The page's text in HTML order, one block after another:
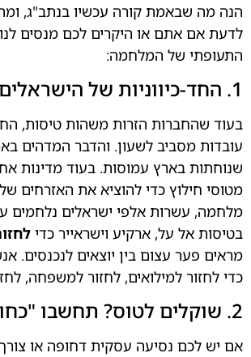
הנה מה שבאמת קורה עכשיו בנתב"ג,
לדעת אם אתם או היקרים לכם מנסים
התעופתי של המלחמה:
1. החד-כיווניות של הישראלים
בעוד שהחברות הזרות משהות טיסות,
עובדות מסביב לשעון. והדבר המדהים
שנוחתות בארץ עמוסות. בעוד מדינות
מטוסי חילוץ כדי להוציא את האזרחים
מלחמה, עשרות אלפי ישראלים נלחמים
בטיסות אל על, ארקיע וישראייר כדי
מראים פער עצום בין יוצאים לנכנסים.
כדי לחזור למילואים, לחזור למשפחה,
2. שוקלים לטוס? תחשבו "כחול-לבן"
אם יש לכם נסיעה עסקית דחופה או